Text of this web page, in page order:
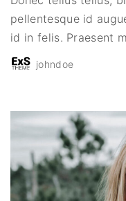
pellentesque id
id in felis. Praesent
johndoe